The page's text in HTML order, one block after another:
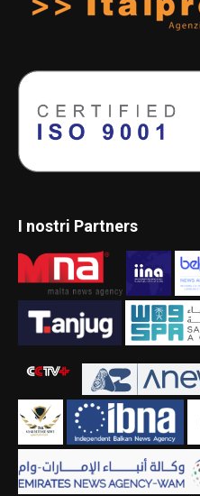
I nostri Partners